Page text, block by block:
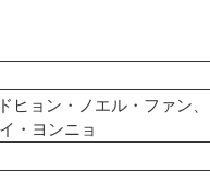
ヒョン・ノエル・ファン
・ヨンニョ